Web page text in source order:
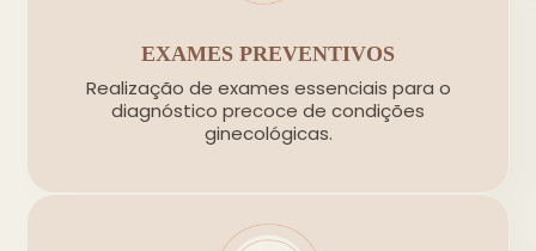
EXAMES PREVENTIVOS
Realização de exames essenciais para o
diagnóstico precoce de condições
ginecológicas.